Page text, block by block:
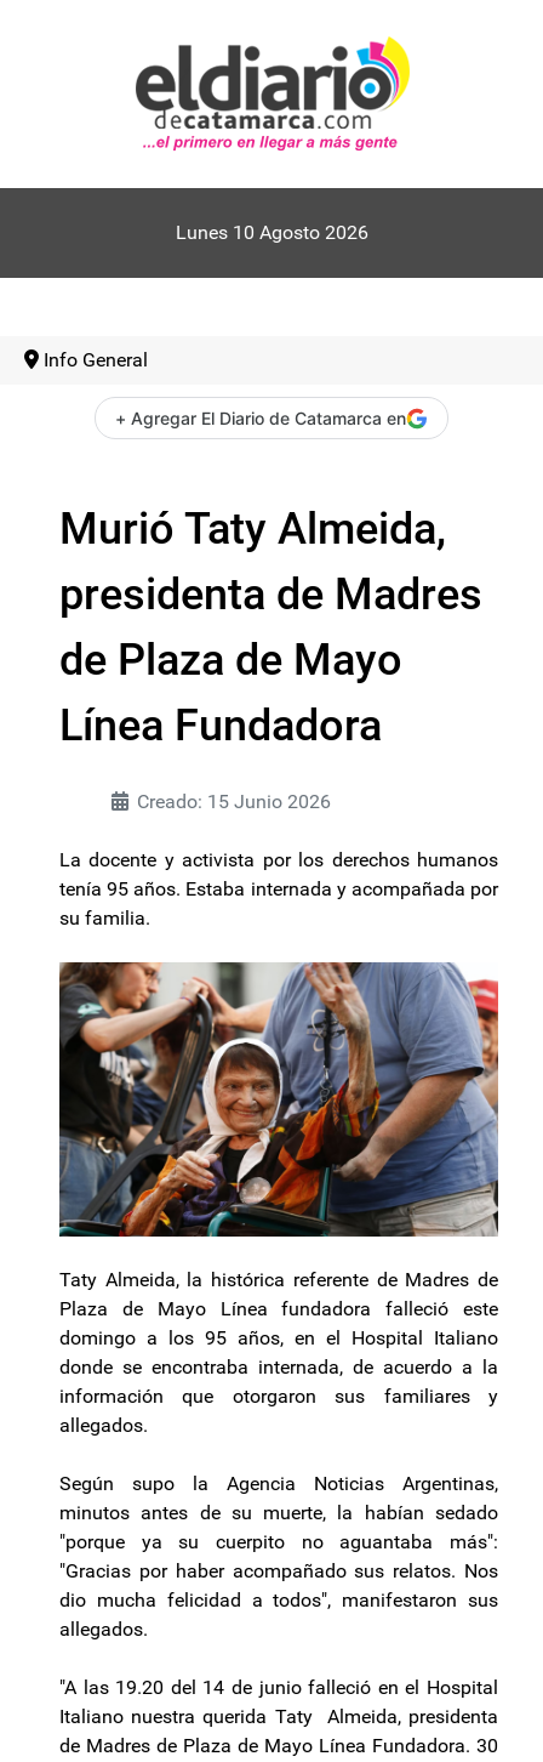
Lunes 10 Agosto 2026
Info General
+ Agregar El Diario de Catamarca en
Murió Taty Almeida,
presidenta de Madres
de Plaza de Mayo
Línea Fundadora
Creado: 15 Junio 2026
La docente y activista por los derechos humanos
tenía 95 años. Estaba internada y acompañada por
su familia.
Taty Almeida, la histórica referente de Madres de
Plaza de Mayo Línea fundadora falleció este
domingo a los 95 años, en el Hospital Italiano
donde se encontraba internada, de acuerdo a la
información que otorgaron sus familiares y
allegados.
Según supo la Agencia Noticias Argentinas,
minutos antes de su muerte, la habían sedado
"porque ya su cuerpito no aguantaba más":
"Gracias por haber acompañado sus relatos. Nos
dio mucha felicidad a todos", manifestaron sus
allegados.
"A las 19.20 del 14 de junio falleció en el Hospital
Italiano nuestra querida Taty Almeida, presidenta
de Madres de Plaza de Mayo Línea Fundadora. 30